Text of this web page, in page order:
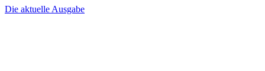
Die aktuelle Ausgabe